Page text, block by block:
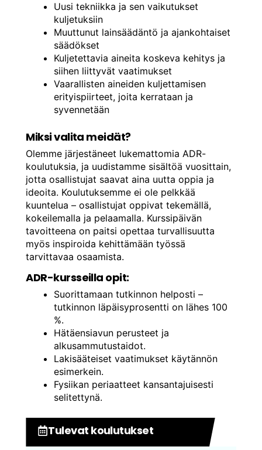
Uusi tekniikka ja sen vaikutukset
kuljetuksiin
Muuttunut lainsäädäntö ja ajankohtaiset
säädökset
Kuljetettavia aineita koskeva kehitys ja
siihen liittyvät vaatimukset
Vaarallisten aineiden kuljettamisen
erityispiirteet, joita kerrataan ja
syvennetään
Miksi valita meidät?
Olemme järjestäneet lukemattomia ADR-
koulutuksia, ja uudistamme sisältöä vuosittain,
jotta osallistujat saavat aina uutta oppia ja
ideoita. Koulutuksemme ei ole pelkkää
kuuntelua – osallistujat oppivat tekemällä,
kokeilemalla ja pelaamalla. Kurssipäivän
tavoitteena on paitsi opettaa turvallisuutta
myös inspiroida kehittämään työssä
tarvittavaa osaamista.
ADR-kursseilla opit:
Suorittamaan tutkinnon helposti –
tutkinnon läpäisyprosentti on lähes 100
%.
Hätäensiavun perusteet ja
alkusammutustaidot.
Lakisääteiset vaatimukset käytännön
esimerkein.
Fysiikan periaatteet kansantajuisesti
selitettynä.
Tulevat koulutukset